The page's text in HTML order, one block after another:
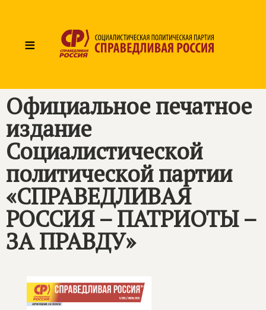
≡
Официальное печатное
издание
Социалистической
политической партии
«СПРАВЕДЛИВАЯ
РОССИЯ – ПАТРИОТЫ –
ЗА ПРАВДУ»